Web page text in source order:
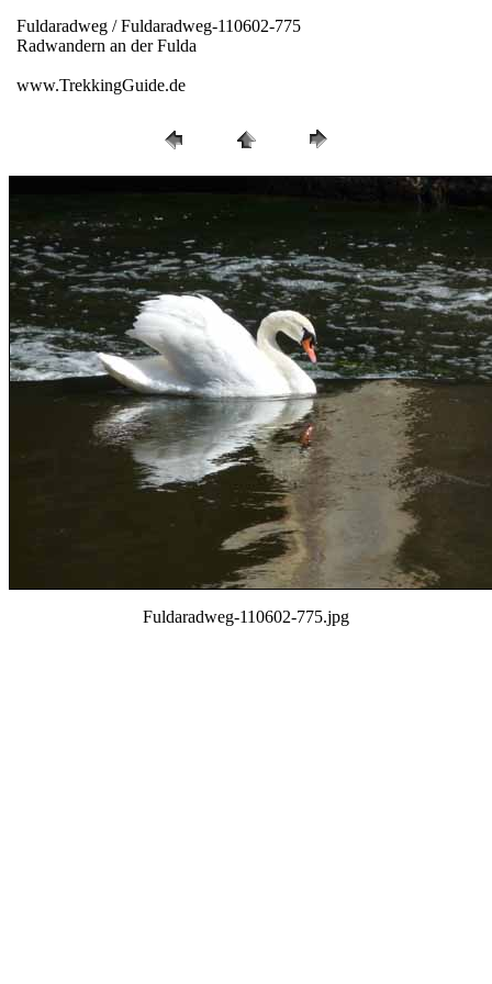
Fuldaradweg / Fuldaradweg-110602-775
Radwandern an der Fulda
www.TrekkingGuide.de
Fuldaradweg-110602-775.jpg